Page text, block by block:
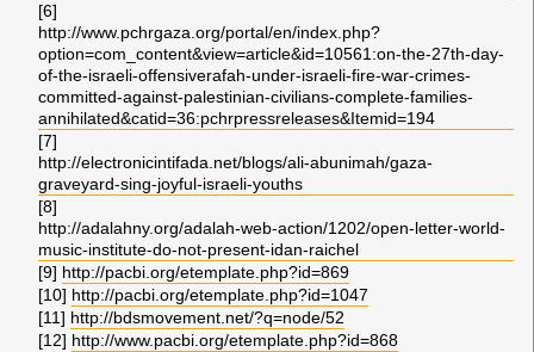
[6]
http://www.pchrgaza.org/portal/en/index.php?
option=com_content&view=article&id=10561:on-the-27th-day-
of-the-israeli-offensiverafah-under-israeli-fire-war-crimes-
committed-against-palestinian-civilians-complete-families-
annihilated&catid=36:pchrpressreleases&Itemid=194
[7]
http://electronicintifada.net/blogs/ali-abunimah/gaza-
graveyard-sing-joyful-israeli-youths
[8]
http://adalahny.org/adalah-web-action/1202/open-letter-world-
music-institute-do-not-present-idan-raichel
[9] http://pacbi.org/etemplate.php?id=869
[10] http://pacbi.org/etemplate.php?id=1047
[11] http://bdsmovement.net/?q=node/52
[12] http://www.pacbi.org/etemplate.php?id=868